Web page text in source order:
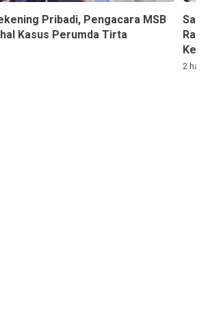
Pribadi, Pengacara MSB
Kasus Perumda Tirta
2 hari